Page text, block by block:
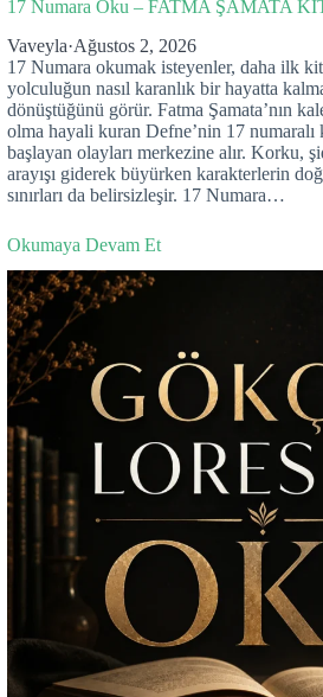
17 Numara Oku – FATMA ŞAMATA
Vaveyla·Ağustos 2, 2026
17 Numara okumak isteyenler, daha ilk
yolculuğun nasıl karanlık bir hayatta
dönüştüğünü görür. Fatma Şamata’nın
olma hayali kuran Defne’nin 17 numaralı
başlayan olayları merkezine alır. Korku,
arayışı giderek büyürken karakterlerin
sınırları da belirsizleşir. 17 Numara…
Okumaya Devam Et